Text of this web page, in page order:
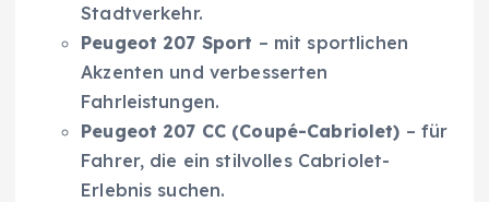
Stadtverkehr.
Peugeot 207 Sport – mit sportlichen
Akzenten und verbesserten
Fahrleistungen.
Peugeot 207 CC (Coupé-Cabriolet) – für
Fahrer, die ein stilvolles Cabriolet-
Erlebnis suchen.